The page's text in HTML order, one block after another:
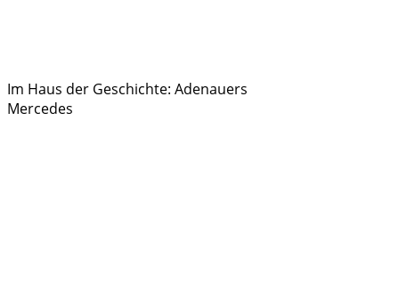
Im Haus der Geschichte: Adenauers
Mercedes